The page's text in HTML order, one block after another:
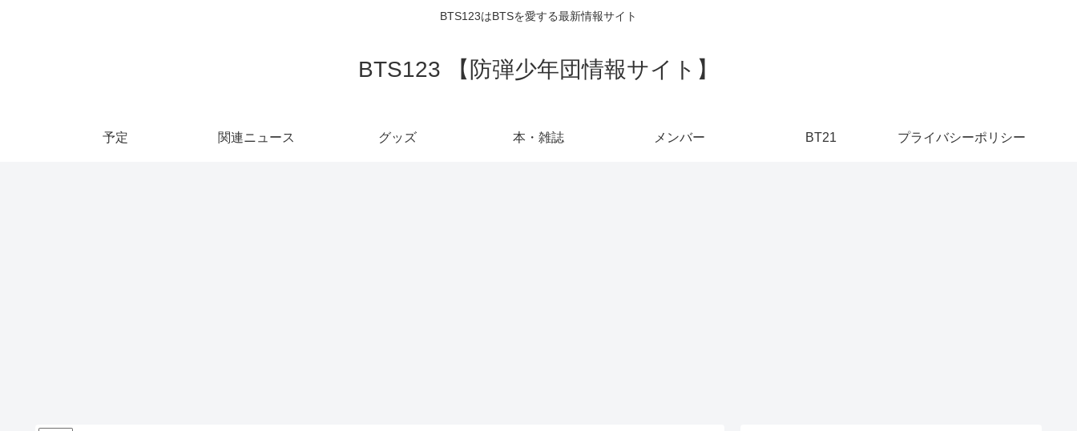
BTS123はBTSを愛する最新情報サイト
BTS123 【防弾少年団情報サイト】
予定 関連ニュース グッズ 本・雑誌 メンバー BT21 プライバシーポリシー